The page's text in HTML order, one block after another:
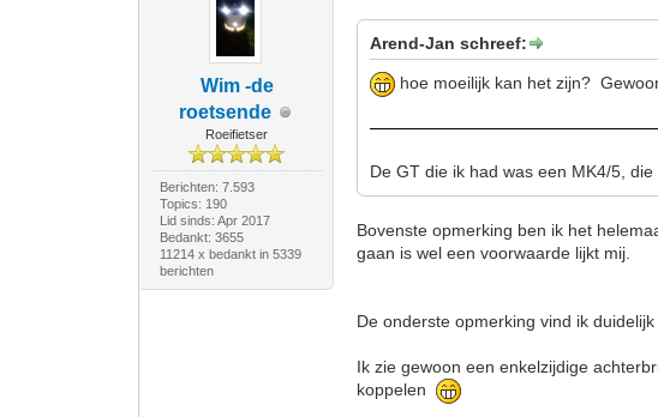
Wim -de
roetsende
Roeifietser
Berichten: 7.593
Topics: 190
Lid sinds: Apr 2017
Bedankt: 3655
11214 x bedankt in 5339
berichten
Arend-Jan schreef:
hoe moeilijk kan het zijn?
De GT die ik had was een MK4/5,
Bovenste opmerking ben ik het
gaan is wel een voorwaarde lijkt mij.
De onderste opmerking vind ik
Ik zie gewoon een enkelzijdige
koppelen